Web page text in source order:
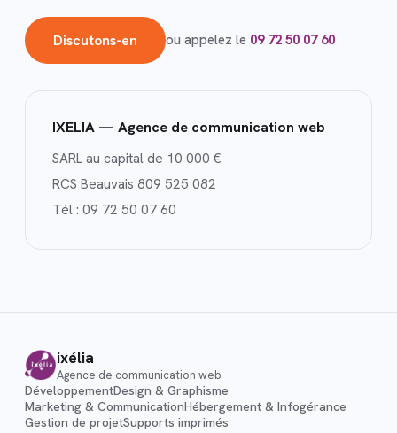
Discutons-en ou appelez le 09 72 50 07 60
IXELIA — Agence de communication web
SARL au capital de 10 000 €
RCS Beauvais 809 525 082
Tél : 09 72 50 07 60
ixélia
Agence de communication web
DéveloppementDesign & Graphisme
Marketing & CommunicationHébergement & Infogérance
Gestion de projetSupports imprimés